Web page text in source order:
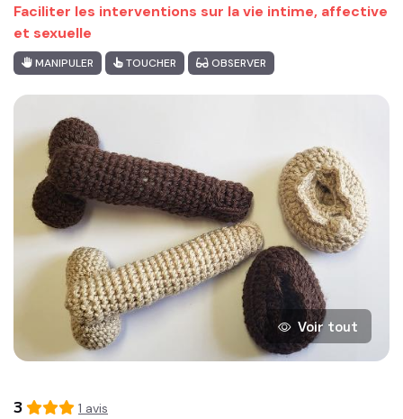
Faciliter les interventions sur la vie intime, affective
et sexuelle
MANIPULER TOUCHER OBSERVER
Voir tout
3 1 avis